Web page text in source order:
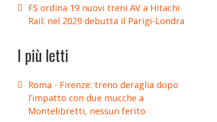
FS ordina 19 nuovi treni AV a Hitachi
Rail: nel 2029 debutta il Parigi-Londra
I più letti
Roma - Firenze: treno deraglia dopo
l’impatto con due mucche a
Montelibretti, nessun ferito